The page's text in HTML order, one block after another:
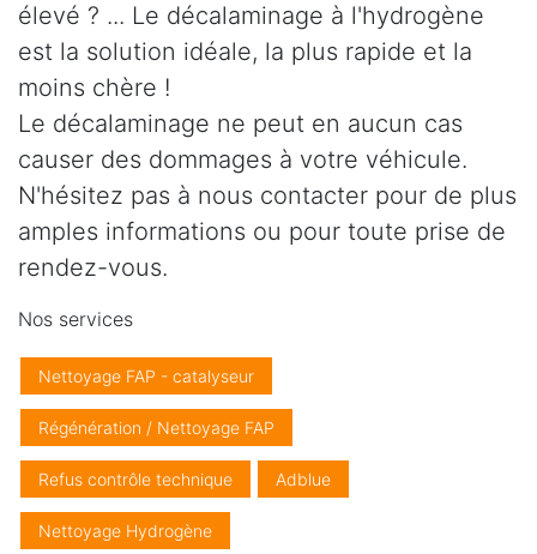
élevé ? ... Le décalaminage à l'hydrogène
est la solution idéale, la plus rapide et la
moins chère !
Le décalaminage ne peut en aucun cas
causer des dommages à votre véhicule.
N'hésitez pas à nous contacter pour de plus
amples informations ou pour toute prise de
rendez-vous.
Nos services
Nettoyage FAP - catalyseur
Régénération / Nettoyage FAP
Refus contrôle technique Adblue
Nettoyage Hydrogène